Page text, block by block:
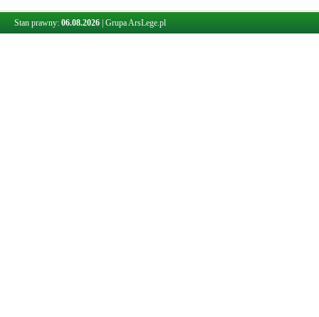
Stan prawny: 06.08.2026 Grupa ArsLege.pl